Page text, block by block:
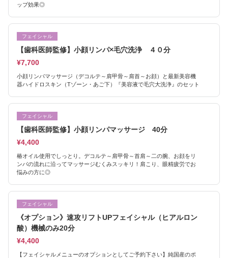
ップ効果◎
フェイシャル
【歯科医師監修】小顔リンパ×毛穴洗浄 ４０分
¥7,700
小顔リンパマッサージ（デコルテ～肩甲骨～肩首～お顔）と最新美容機
器ハイドロスキン（Tゾーン・あご下）『美容液で毛穴大洗浄』のセット
フェイシャル
【歯科医師監修】小顔リンパマッサージ 40分
¥4,400
椿オイル使用でしっとり。デコルテ～肩甲骨～首肩～二の腕、お顔をリ
ンパの流れに沿ってマッサージむくみスッキリ！肩こり、眼精疲労でお
悩みの方に◎
フェイシャル
《オプション》速攻リフトUPフェイシャル（ヒアルロン
酸）機械のみ20分
¥4,400
【フェイシャルメニューのオプションとしてご予約下さい】純国産のポ